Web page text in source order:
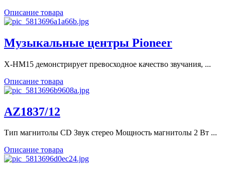
Описание товара
Музыкальные центры Pioneer
X-HM15 демонстрирует превосходное качество звучания, ...
Описание товара
AZ1837/12
Тип магнитолы CD Звук стерео Мощность магнитолы 2 Вт ...
Описание товара